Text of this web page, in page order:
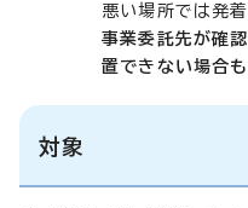
悪い場所では発着
事業委託先が確
置できない場合も
対象